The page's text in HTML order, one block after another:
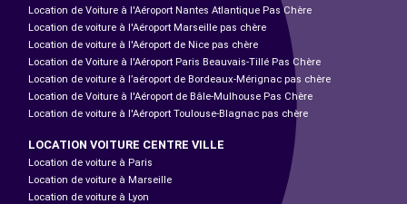
Location de Voiture à l'Aéroport Nantes Atlantique Pas Chère
Location de voiture à l'Aéroport Marseille pas chère
Location de voiture à l'Aéroport de Nice pas chère
Location de Voiture à l'Aéroport Paris Beauvais-Tillé Pas Chère
Location de voiture à l’aéroport de Bordeaux-Mérignac pas chère
Location de Voiture à l'Aéroport de Bâle-Mulhouse Pas Chère
Location de voiture à l'Aéroport Toulouse-Blagnac pas chère
LOCATION VOITURE CENTRE VILLE
Location de voiture à Paris
Location de voiture à Marseille
Location de voiture à Lyon